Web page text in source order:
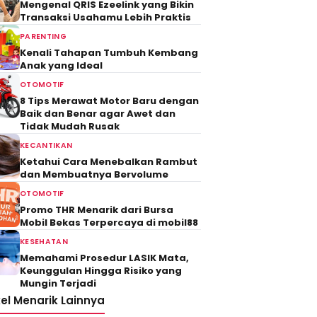
Mengenal QRIS Ezeelink yang Bikin
Transaksi Usahamu Lebih Praktis
PARENTING
Kenali Tahapan Tumbuh Kembang
Anak yang Ideal
OTOMOTIF
8 Tips Merawat Motor Baru dengan
Baik dan Benar agar Awet dan
Tidak Mudah Rusak
KECANTIKAN
Ketahui Cara Menebalkan Rambut
dan Membuatnya Bervolume
OTOMOTIF
Promo THR Menarik dari Bursa
Mobil Bekas Terpercaya di mobil88
KESEHATAN
Memahami Prosedur LASIK Mata,
Keunggulan Hingga Risiko yang
Mungin Terjadi
Menarik Lainnya